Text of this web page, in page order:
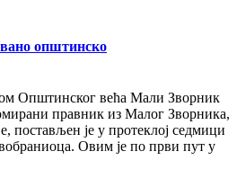
општинско
Општинског већа Мали Зворник
правник из Малог Зворника,
постављен је у протеклој седмици
Овим је по први пут у